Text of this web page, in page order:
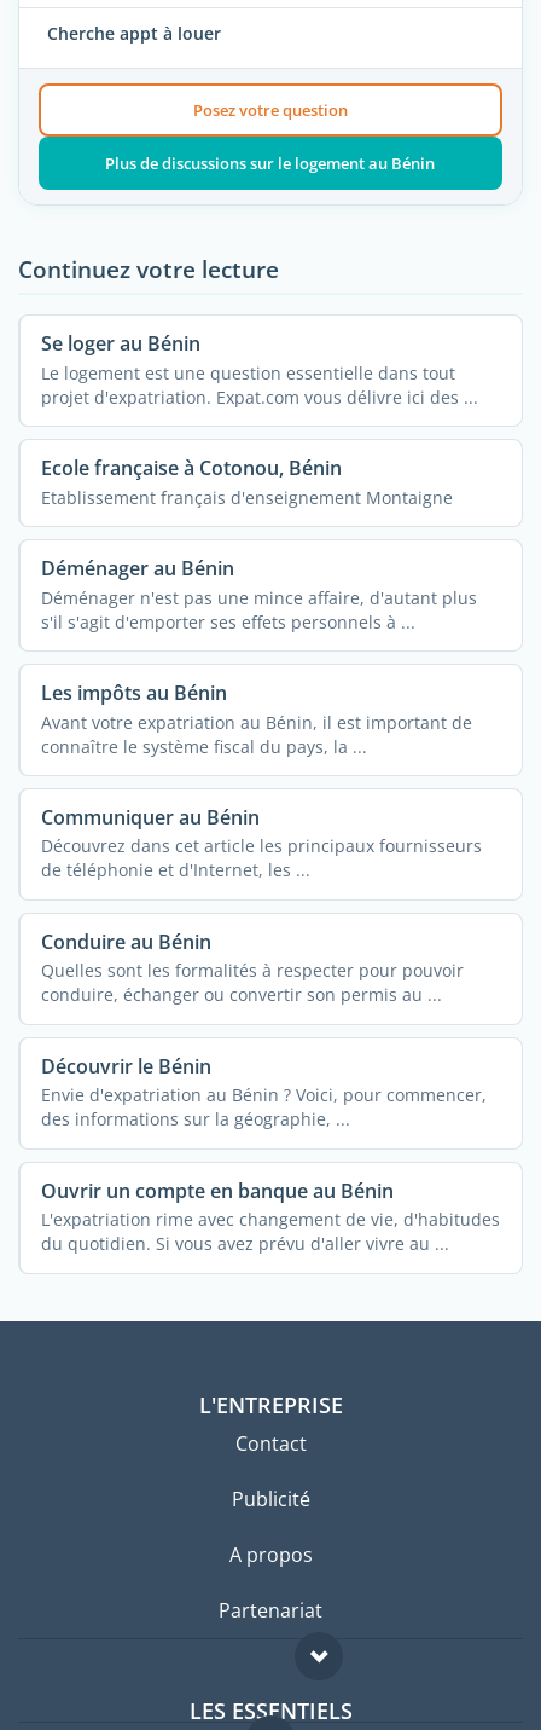
Cherche appt à louer
Posez votre question
Plus de discussions sur le logement au Bénin
Continuez votre lecture
Se loger au Bénin
Le logement est une question essentielle dans tout
projet d'expatriation. Expat.com vous délivre ici des ...
Ecole française à Cotonou, Bénin
Etablissement français d'enseignement Montaigne
Déménager au Bénin
Déménager n'est pas une mince affaire, d'autant plus
s'il s'agit d'emporter ses effets personnels à ...
Les impôts au Bénin
Avant votre expatriation au Bénin, il est important de
connaître le système fiscal du pays, la ...
Communiquer au Bénin
Découvrez dans cet article les principaux fournisseurs
de téléphonie et d'Internet, les ...
Conduire au Bénin
Quelles sont les formalités à respecter pour pouvoir
conduire, échanger ou convertir son permis au ...
Découvrir le Bénin
Envie d'expatriation au Bénin ? Voici, pour commencer,
des informations sur la géographie, ...
Ouvrir un compte en banque au Bénin
L'expatriation rime avec changement de vie, d'habitudes
du quotidien. Si vous avez prévu d'aller vivre au ...
L'ENTREPRISE
Contact
Publicité
A propos
Partenariat
LES ESSENTIELS